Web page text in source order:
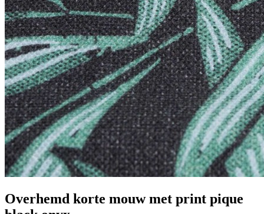
Overhemd korte mouw met print pique